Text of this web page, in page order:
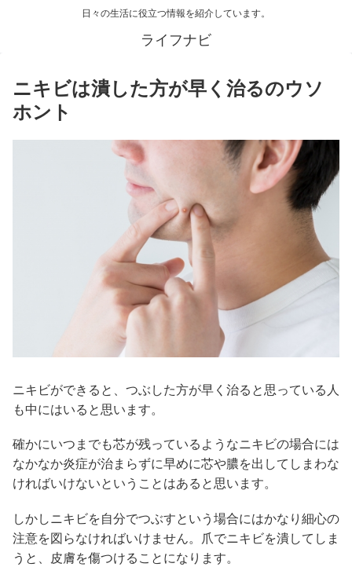
日々の生活に役立つ情報を紹介しています。
ライフナビ
ニキビは潰した方が早く治るのウソ
ホント
ニキビができると、つぶした方が早く治ると思っている人
も中にはいると思います。
確かにいつまでも芯が残っているようなニキビの場合には
なかなか炎症が治まらずに早めに芯や膿を出してしまわな
ければいけないということはあると思います。
しかしニキビを自分でつぶすという場合にはかなり細心の
注意を図らなければいけません。爪でニキビを潰してしま
うと、皮膚を傷つけることになります。